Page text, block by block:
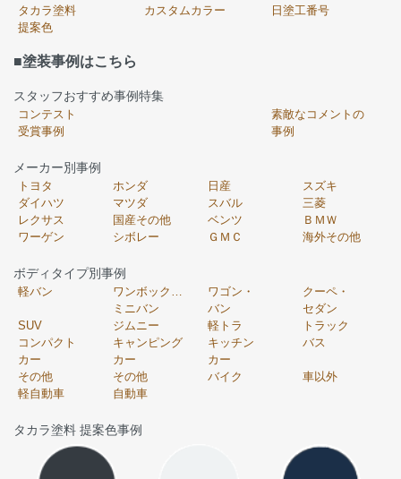
タカラ塗料
提案色
カスタムカラー 日塗工番号
■塗装事例はこちら
スタッフおすすめ事例特集
コンテスト
受賞事例
素敵なコメントの
事例
メーカー別事例
トヨタ ホンダ 日産
スズキ
ダイハツ
マツダ スバル
三菱
レクサス
国産その他 ベンツ
ＢＭＷ
ワーゲン
シボレー ＧＭＣ 海外その他
ボディタイプ別事例
軽バン
ミニバン
ワゴン・
バン
クーペ・
セダン
SUV
ジムニー 軽トラ
トラック
コンパクト
カー
キャンピング
カー
キッチン
カー
バス
その他
軽自動車
その他
自動車
バイク 車以外
タカラ塗料 提案色事例